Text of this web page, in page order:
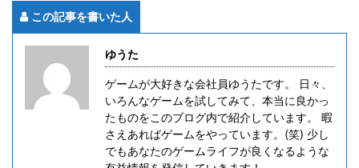
この記事を書いた人
ゆうた
ゲームが大好きな会社員ゆうたです。 日々、
いろんなゲームを試してみて、本当に良かっ
たものをこのブログ内で紹介しています。 暇
さえあればゲームをやっています。(笑) 少し
でもあなたのゲームライフが良くなるような